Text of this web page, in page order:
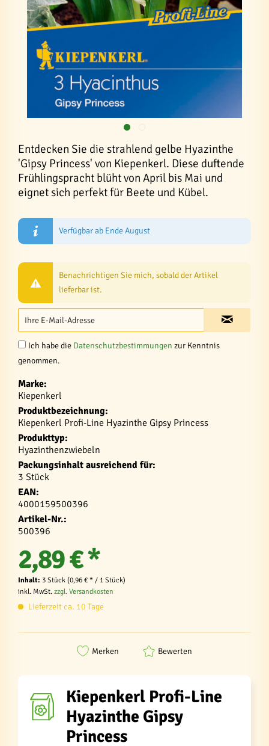
Entdecken Sie die strahlend gelbe Hyazinthe
'Gipsy Princess' von Kiepenkerl. Diese duftende
Frühlingspracht blüht von April bis Mai und
eignet sich perfekt für Beete und Kübel.
Verfügbar ab Ende August
Benachrichtigen Sie mich, sobald der Artikel
lieferbar ist.
Ich habe die Datenschutzbestimmungen zur Kenntnis
genommen.
Marke:
Kiepenkerl
Produktbezeichnung:
Kiepenkerl Profi-Line Hyazinthe Gipsy Princess
Produkttyp:
Hyazinthenzwiebeln
Packungsinhalt ausreichend für:
3 Stück
EAN:
4000159500396
Artikel-Nr.:
500396
2,89 € *
Inhalt: 3 Stück (0,96 € * / 1 Stück)
inkl. MwSt. zzgl. Versandkosten
Lieferzeit ca. 10 Tage
Merken Bewerten
Kiepenkerl Profi-Line
Hyazinthe Gipsy
Princess